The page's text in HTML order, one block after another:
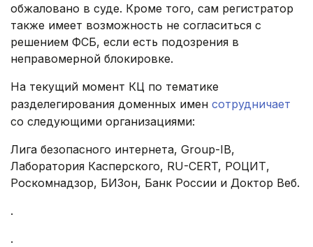
обжаловано в суде. Кроме того, сам регистратор
также имеет возможность не согласиться с
решением ФСБ, если есть подозрения в
неправомерной блокировке.
На текущий момент КЦ по тематике
разделегирования доменных имен сотрудничает
со следующими организациями:
Лига безопасного интернета, Group-IB,
Лаборатория Касперского, RU-CERT, РОЦИТ,
Роскомнадзор, БИЗон, Банк России и Доктор Веб.
.
.